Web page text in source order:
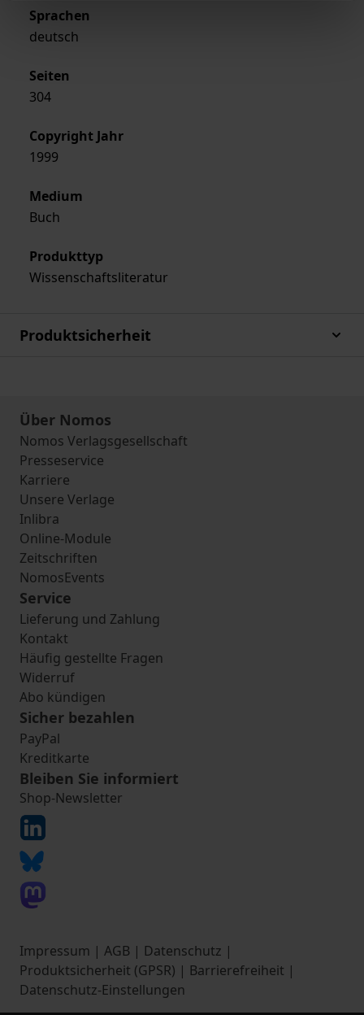
Sprachen
deutsch
Seiten
304
Copyright Jahr
1999
Medium
Buch
Produkttyp
Wissenschaftsliteratur
Produktsicherheit
Über Nomos
Nomos Verlagsgesellschaft
Presseservice
Karriere
Unsere Verlage
Inlibra
Online-Module
Zeitschriften
NomosEvents
Service
Lieferung und Zahlung
Kontakt
Häufig gestellte Fragen
Widerruf
Abo kündigen
Sicher bezahlen
PayPal
Kreditkarte
Bleiben Sie informiert
Shop-Newsletter
Impressum | AGB | Datenschutz |
Produktsicherheit (GPSR) | Barrierefreiheit |
Datenschutz-Einstellungen